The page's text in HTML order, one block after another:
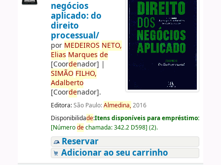
negócios
aplicado: do
direito
processual/
por MEDEIROS NETO,
Elias Marques de
[Coordenador] |
SIMÃO FILHO,
Adalberto
[Coordenador].
Editora:São Paulo:Almedina,2016
Disponibilidade:Itens disponíveis para empréstimo:
[Númerodechamada:342.2 D598] (2).
Reservar
Adicionar ao seu carrinho